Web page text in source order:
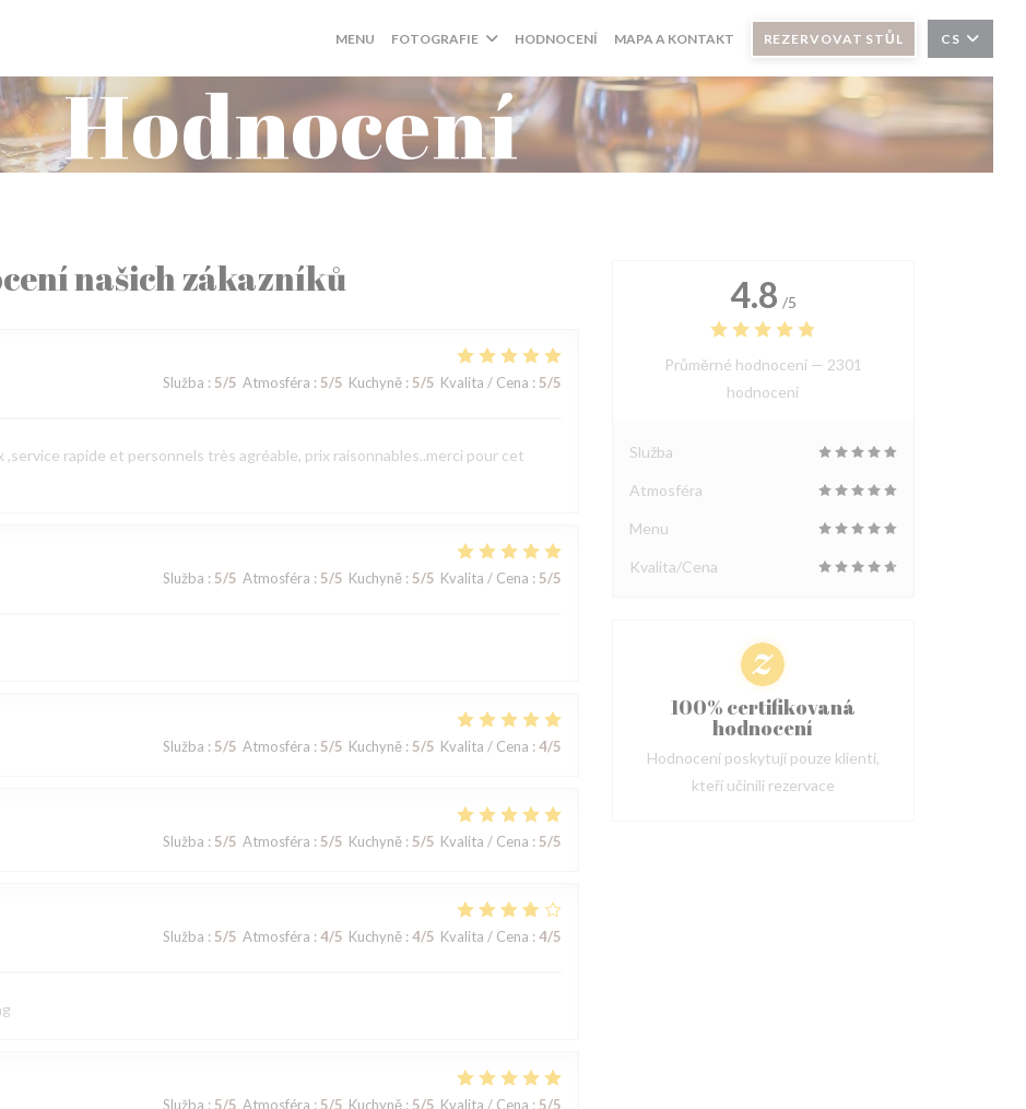
MENU FOTOGRAFIE HODNOCENÍ MAPA A KONTAKT REZERVOVAT STŮL CS
Hodnocení
našich zákazníků
Služba : 5/5 Atmosféra : 5/5 Kuchyně: 5/5 Kvalita / Cena : 5/5
rapide et personnels très agréable, prix raisonnables..merci pour cet
Služba : 5/5 Atmosféra : 5/5 Kuchyně: 5/5 Kvalita / Cena : 5/5
Služba : 5/5 Atmosféra : 5/5 Kuchyně: 5/5 Kvalita / Cena : 4/5
Služba : 5/5 Atmosféra : 5/5 Kuchyně: 5/5 Kvalita / Cena : 5/5
Služba : 5/5 Atmosféra : 4/5 Kuchyně: 4/5 Kvalita / Cena : 4/5
Služba : 5/5 Atmosféra : 5/5 Kuchyně: 5/5 Kvalita / Cena : 5/5
4.8 /5
Průměrné hodnocení — 2301
hodnoceni
Služba
Atmosféra
Menu
Kvalita/Cena
100% certifikovaná
hodnocení
Hodnocení poskytují pouze klienti,
kteří učinili rezervace